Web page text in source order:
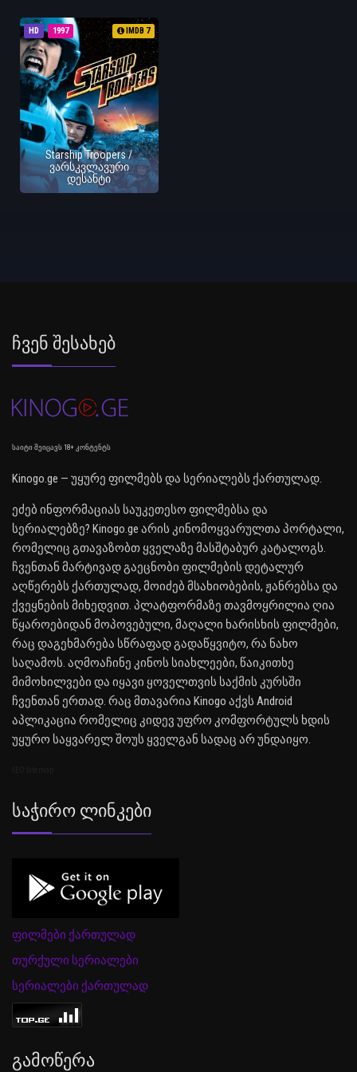
HD 1997 IMDB 7
Starship Troopers /
ვარსკვლავური
დესანტი
Ჩვენ Შესახებ
საიტი შეიცავს 18+ კონტენტს
Kinogo.ge — უყურე ფილმებს და სერიალებს ქართულად.
ეძებ ინფორმაციას საუკეთესო ფილმებსა და
სერიალებზე? Kinogo.ge არის კინომოყვარულთა პორტალი,
რომელიც გთავაზობთ ყველაზე მასშტაბურ კატალოგს.
ჩვენთან მარტივად გაეცნობი ფილმების დეტალურ
აღწერებს ქართულად, მოიძებ მსახიობების, ჟანრებსა და
ქვეყნების მიხედვით. პლატფორმაზე თავმოყრილია ღია
წყაროებიდან მოპოვებული, მაღალი ხარისხის ფილმები,
რაც დაგეხმარება სწრაფად გადაწყვიტო, რა ნახო
საღამოს. აღმოაჩინე კინოს სიახლეები, წაიკითხე
მიმოხილვები და იყავი ყოველთვის საქმის კურსში
ჩვენთან ერთად. რაც მთავარია Kinogo აქვს Android
აპლიკაცია რომელიც კიდევ უფრო კომფორტულს ხდის
უყურო საყვარელ შოუს ყველგან სადაც არ უნდაიყო.
Საჭირო Ლინკები
ფილმები ქართულად
თურქული სერიალები
სერიალები ქართულად
Გამოწერა